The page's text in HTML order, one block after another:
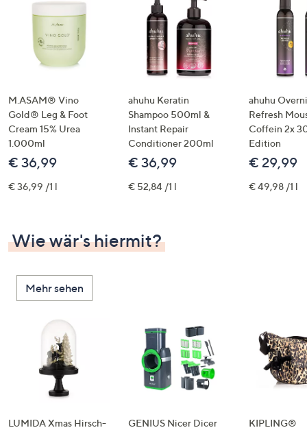
M.ASAM® Vino
Gold® Leg & Foot
Cream 15% Urea
1.000ml
€ 36,99
€ 36,99 /1 l
ahuhu Keratin
Shampoo 500ml &
Instant Repair
Conditioner 200ml
€ 36,99
€ 52,84 /1 l
ahuhu
Refresh
Coffein 2x
Edition
€ 29,99
€ 49,98 /1 l
Wie wär's hiermit?
Mehr sehen
LUMIDA Xmas Hirsch-
GENIUS Nicer Dicer
KIPLING®